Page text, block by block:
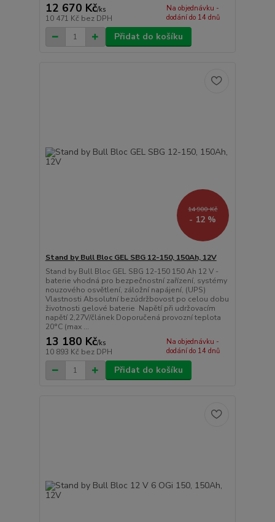
12 670 Kč/ks
10 471 Kč bez DPH
Na objednávku -
dodání do 14 dnů
Přidat do košíku
14 900 Kč
- 12 %
Stand by Bull Bloc GEL SBG 12-150, 150Ah, 12V
Stand by Bull Bloc GEL SBG 12-150 150 Ah 12 V -
baterie vhodná pro bezpečnostní zařízení, systémy
nouzového osvětlení, záložní napájení, (UPS)
Vlastnosti Absolutní bezúdržbovost po celou dobu
životnosti gelové baterie Napětí při udržovacím
napětí 2,27V/článek Doporučená provozní teplota
20°C (max ...
13 180 Kč/ks
10 893 Kč bez DPH
Na objednávku -
dodání do 14 dnů
Přidat do košíku